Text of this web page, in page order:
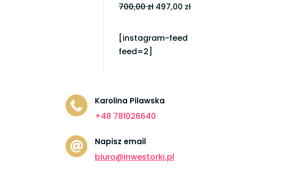
700,00zł Pierwotna
wynosiła:
497,00 złAktualna
[instagram-feed
feed=2]
 Karolina Pilawska
+48 781026640
 Napisz email
biuro@inwestorki.pl